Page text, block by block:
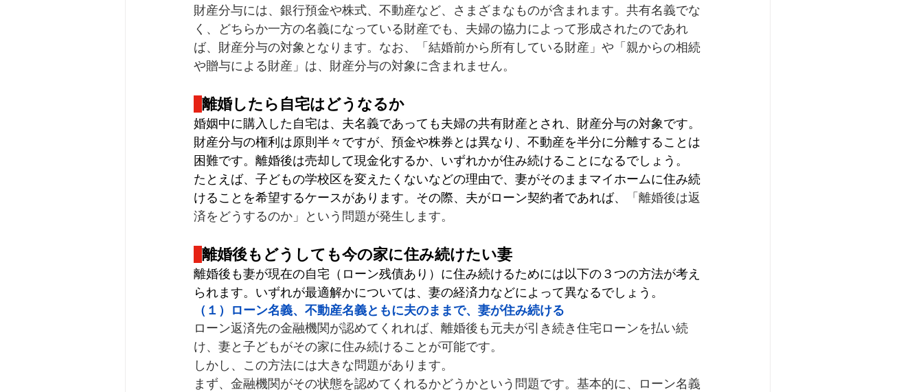
財産分与には、銀行預金や株式、不動産など、さまざまなものが含まれます。共有名義でな
く、どちらか一方の名義になっている財産でも、夫婦の協力によって形成されたのであれ
ば、財産分与の対象となります。なお、「結婚前から所有している財産」や「親からの相続
や贈与による財産」は、財産分与の対象に含まれません。
離婚したら自宅はどうなるか
婚姻中に購入した自宅は、夫名義であっても夫婦の共有財産とされ、財産分与の対象です。
財産分与の権利は原則半々ですが、預金や株券とは異なり、不動産を半分に分離することは
困難です。離婚後は売却して現金化するか、いずれかが住み続けることになるでしょう。
たとえば、子どもの学校区を変えたくないなどの理由で、妻がそのままマイホームに住み続
けることを希望するケースがあります。その際、夫がローン契約者であれば、
「離婚後は返
済をどうするのか」という問題が発生します。
離婚後もどうしても今の家に住み続けたい妻
離婚後も妻が現在の自宅（ローン残債あり）に住み続けるためには以下の３つの方法が考え
られます。いずれが最適解かについては、妻の経済力などによって異なるでしょう。
（１）ローン名義、不動産名義ともに夫のままで、妻が住み続ける
ローン返済先の金融機関が認めてくれれば、離婚後も元夫が引き続き住宅ローンを払い続
け、妻と子どもがその家に住み続けることが可能です。
しかし、この方法には大きな問題があります。
まず、金融機関がその状態を認めてくれるかどうかという問題です。基本的に、ローン名義